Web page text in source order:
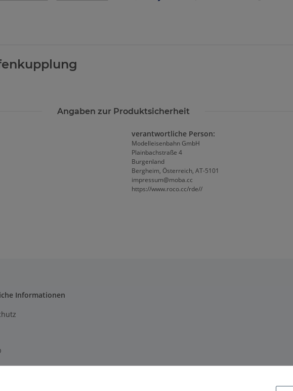
Angaben zur Produktsicherheit
verantwortliche Person:
Modelleisenbahn GmbH
Plainbachstraße 4
Burgenland
Bergheim, Österreich, AT-5101
impressum@moba.cc
https://www.roco.cc/rde//
Informationen